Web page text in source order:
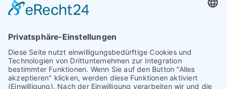
kontakt@tauriba.de